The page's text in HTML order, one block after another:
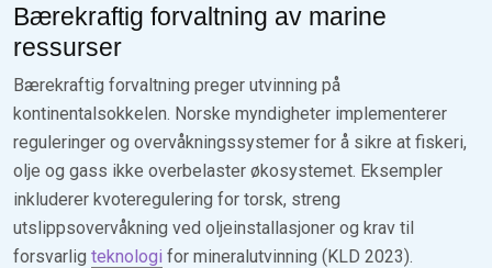
Bærekraftig forvaltning av marine
ressurser
Bærekraftig forvaltning preger utvinning på
kontinentalsokkelen. Norske myndigheter implementerer
reguleringer og overvåkningssystemer for å sikre at fiskeri,
olje og gass ikke overbelaster økosystemet. Eksempler
inkluderer kvoteregulering for torsk, streng
utslippsovervåkning ved oljeinstallasjoner og krav til
forsvarlig teknologi for mineralutvinning (KLD 2023).